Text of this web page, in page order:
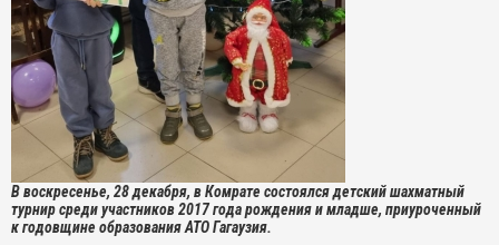
В воскресенье, 28 декабря, в Комрате состоялся детский шахматный
турнир среди участников 2017 года рождения и младше, приуроченный
к годовщине образования АТО Гагаузия.